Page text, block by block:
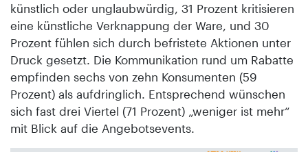
künstlich oder unglaubwürdig, 31 Prozent kritisieren
eine künstliche Verknappung der Ware, und 30
Prozent fühlen sich durch befristete Aktionen unter
Druck gesetzt. Die Kommunikation rund um Rabatte
empfinden sechs von zehn Konsumenten (59
Prozent) als aufdringlich. Entsprechend wünschen
sich fast drei Viertel (71 Prozent) „weniger ist mehr“
mit Blick auf die Angebotsevents.